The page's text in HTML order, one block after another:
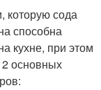
которую сода
способна
кухне, при этом
2 основных